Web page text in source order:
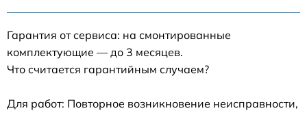
Гарантия от сервиса: на смонтированные
комплектующие — до 3 месяцев.
Что считается гарантийным случаем?
Для работ: Повторное возникновение неисправности,